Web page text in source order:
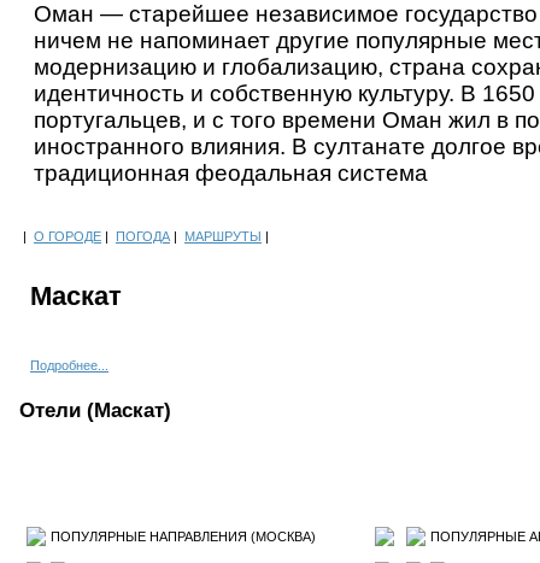
Оман — старейшее независимое государство
ничем не напоминает другие популярные
модернизацию и глобализацию, страна
идентичность и собственную культуру. В
португальцев, и с того времени Оман жил в
иностранного влияния. В султанате долгое
традиционная феодальная система
| О ГОРОДЕ | ПОГОДА | МАРШРУТЫ |
Маскат
Подробнее...
Отели (Маскат)
ПОПУЛЯРНЫЕ НАПРАВЛЕНИЯ (МОСКВА) ПОПУЛЯРНЫЕ